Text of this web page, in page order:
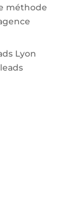
méthode
Lyon